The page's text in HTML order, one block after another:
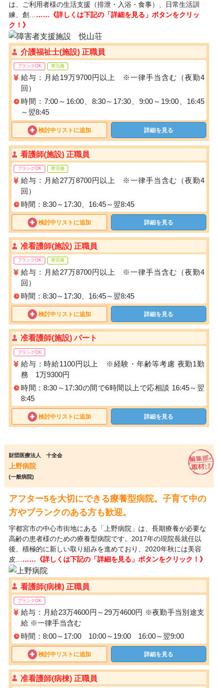
は、ご利用者様の生活支援（排泄・入浴・食事）、日常生活訓
練、創… ……《詳しくは下記の「詳細を見る」ボタンをクリッ
ク！》
介護福祉士(施設) 正職員
ブランクOK 寮完備
給与：月給19万9700円以上 ※一律手当含む（夜勤4
回）
時間：7:00～16:00、8:30～17:30、9:00～19:00、16:45
～翌8:45
検討中リストに追加 詳細を見る
看護師(施設) 正職員
ブランクOK 寮完備
給与：月給27万8700円以上 ※一律手当含む（夜勤4
回）
時間：8:30～17:30、16:45～翌8:45
検討中リストに追加 詳細を見る
准看護師(施設) 正職員
ブランクOK 寮完備
給与：月給27万8700円以上 ※一律手当含む（夜勤4
回）
時間：8:30～17:30、16:45～翌8:45
検討中リストに追加 詳細を見る
准看護師(施設) パート
ブランクOK
給与：時給1100円以上 ※経験・年齢等考慮 夜勤1勤
務 1万9300円
時間：8:30～17:30の間で6時間以上で応相談 16:45～翌
8:45
検討中リストに追加 詳細を見る
財団医療法人 十全会
上野病院
(一般病院)
アフター5を大切にできる療養型病院。子育て中の
方やブランクのある方も歓迎。
宇都宮市の中心市街地にある「上野病院」は、長期療養が必要な
高齢の患者様のための療養型病院です。2017年の現院長就任以
後、積極的に新しい取り組みを進めており、2020年秋には美容
皮… ……《詳しくは下記の「詳細を見る」ボタンをクリック！》
看護師(病棟) 正職員
ブランクOK
給与：月給23万4600円～29万4600円 ※夜勤手当別途支
給 ※一律手当含む
時間：8:00～17:00 10:00～19:00 16:00～翌9:00
検討中リストに追加 詳細を見る
准看護師(病棟) 正職員